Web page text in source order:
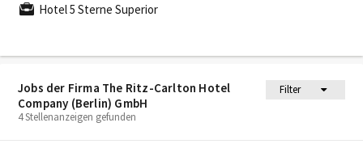
Jobs der Firma The Ritz-Carlton Hotel
Company (Berlin) GmbH
Filter
4 Stellenanzeigen gefunden
Hotel 5 Sterne Superior